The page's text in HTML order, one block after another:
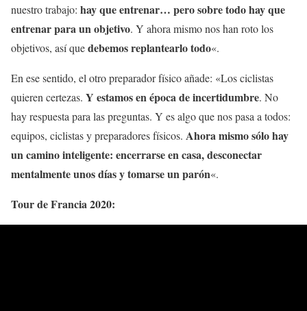
nuestro trabajo: hay que entrenar… pero sobre todo hay que
entrenar para un objetivo. Y ahora mismo nos han roto los
objetivos, así quedebemos replantearlo todo«.
En ese sentido, el otro preparador físico añade: «Los ciclistas
quieren certezas. Y estamos en época de incertidumbre. No
hay respuesta para las preguntas. Y es algo que nos pasa a todos:
equipos, ciclistas y preparadores físicos. Ahora mismo sólo hay
un camino inteligente: encerrarse en casa, desconectar
mentalmente unos días y tomarse un parón«.
Tour de Francia 2020: